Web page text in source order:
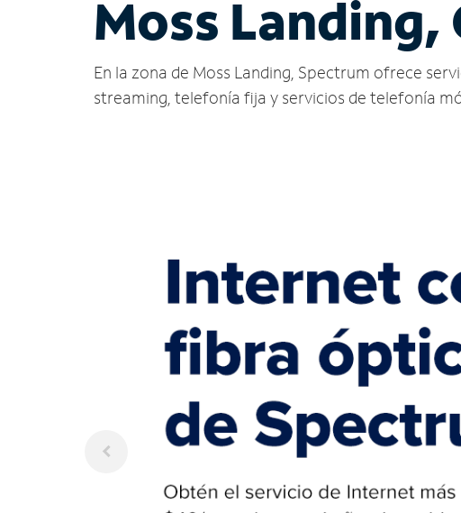
Moss Landing,
En la zona de Moss Landing, Spectrum ofrece
streaming, telefonía fija y servicios de telefonía